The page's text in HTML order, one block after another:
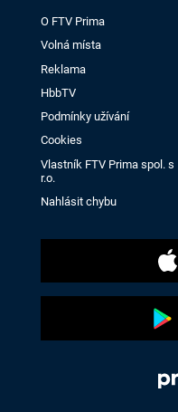
O FTV Prima
Volná místa
Reklama
HbbTV
Podmínky užívání
Cookies
Vlastník FTV Prima spol. s
r.o.
Nahlásit chybu